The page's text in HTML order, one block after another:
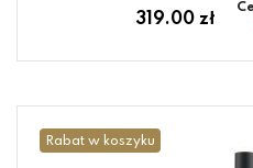
319.00 zł
Rabat w koszyku